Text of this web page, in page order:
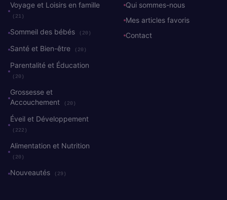
Voyage et Loisirs en famille
(21)
Sommeil des bébés (20)
Santé et Bien-être (20)
Parentalité et Éducation
(20)
Grossesse et
Accouchement
(20)
Éveil et Développement
(222)
Alimentation et Nutrition
(20)
Nouveautés (29)
Qui sommes-nous
Mes articles favoris
Contact